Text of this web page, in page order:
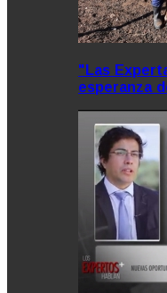
"Las
esperanza